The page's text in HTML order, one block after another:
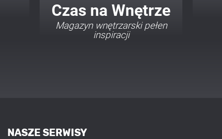
Twój Dom Twój Styl
Porady i inspiracje w
najmodniejszych stylach
NASZE SERWISY